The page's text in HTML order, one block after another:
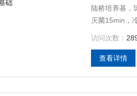
陆桥培养基
灭菌15min，
访问次数：
查看详情